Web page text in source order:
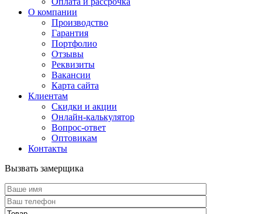
О компании
Производство
Гарантия
Портфолио
Отзывы
Реквизиты
Вакансии
Карта сайта
Клиентам
Скидки и акции
Онлайн-калькулятор
Вопрос-ответ
Оптовикам
Контакты
Вызвать замерщика